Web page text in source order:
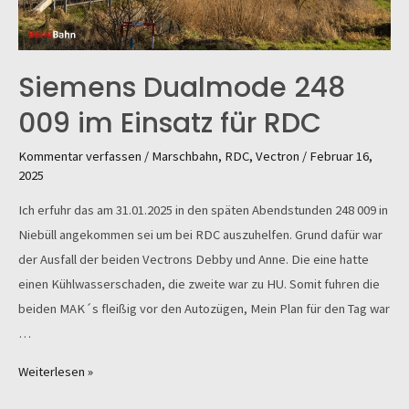
Siemens Dualmode 248
009 im Einsatz für RDC
Kommentar verfassen / Marschbahn, RDC, Vectron / Februar 16,
2025
Ich erfuhr das am 31.01.2025 in den späten Abendstunden 248 009 in
Niebüll angekommen sei um bei RDC auszuhelfen. Grund dafür war
der Ausfall der beiden Vectrons Debby und Anne. Die eine hatte
einen Kühlwasserschaden, die zweite war zu HU. Somit fuhren die
beiden MAK´s fleißig vor den Autozügen, Mein Plan für den Tag war
…
Siemens
Weiterlesen »